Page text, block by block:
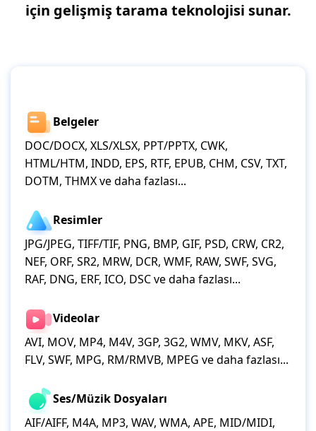
için gelişmiş tarama teknolojisi sunar.
Belgeler
DOC/DOCX, XLS/XLSX, PPT/PPTX, CWK,
HTML/HTM, INDD, EPS, RTF, EPUB, CHM, CSV, TXT,
DOTM, THMX ve daha fazlası...
Resimler
JPG/JPEG, TIFF/TIF, PNG, BMP, GIF, PSD, CRW, CR2,
NEF, ORF, SR2, MRW, DCR, WMF, RAW, SWF, SVG,
RAF, DNG, ERF, ICO, DSC ve daha fazlası...
Videolar
AVI, MOV, MP4, M4V, 3GP, 3G2, WMV, MKV, ASF,
FLV, SWF, MPG, RM/RMVB, MPEG ve daha fazlası...
Ses/Müzik Dosyaları
AIF/AIFF, M4A, MP3, WAV, WMA, APE, MID/MIDI,